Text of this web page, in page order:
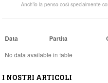
Anch'io la penso così specialmente
Data Partita
No data available in table
I NOSTRI ARTICOLI